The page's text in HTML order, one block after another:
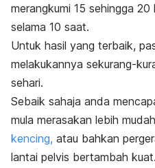
merangkumi 15 sehingga
selama 10 saat.
Untuk hasil yang terbaik,
melakukannya sekurang-
sehari.
Sebaik sahaja anda
mula merasakan lebih
kencing, atau bahkan
lantai pelvis bertambah kuat.